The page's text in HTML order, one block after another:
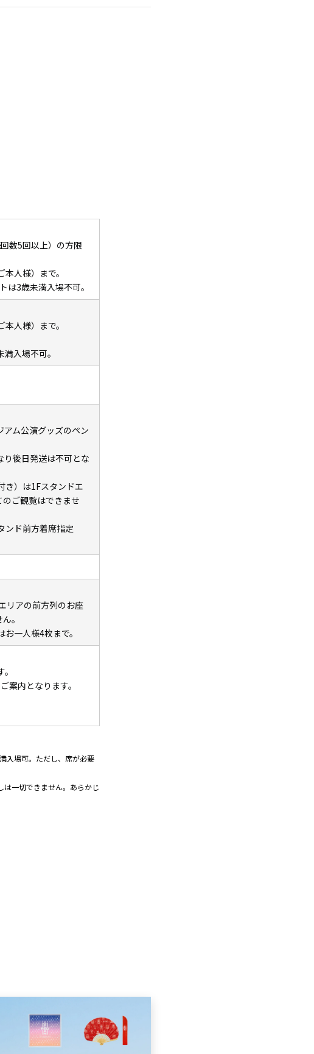
数5回以上）の方限
人様）まで。
は3歳未満入場不可。
人様）まで。
入場不可。
ム公演グッズのペン
後日発送は不可とな
き）は1Fスタンドエ
ご観覧はできませ
ンド前方着席指定
リアの前方列のお座
。
一人様4枚まで。
案内となります。
入場可。ただし、席が必要
は一切できません。あらかじ